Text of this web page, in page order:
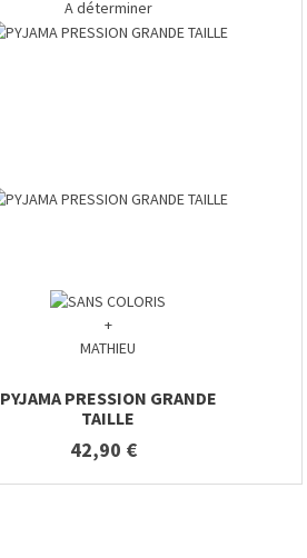
A déterminer
+
MATHIEU
PYJAMA PRESSION GRANDE
TAILLE
42,90 €